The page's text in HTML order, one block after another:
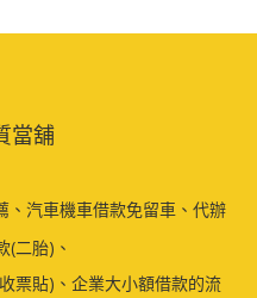
當舖
、汽車機車借款免留車、代辦
(二胎)、
票貼)、企業大小額借款的流